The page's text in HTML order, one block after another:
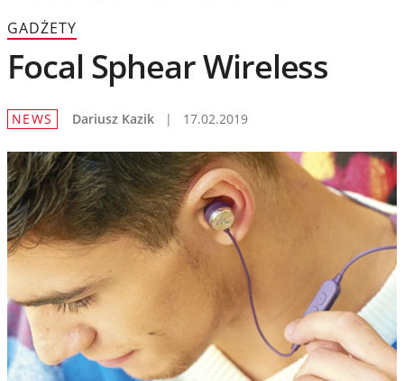
GADŻETY
Focal Sphear Wireless
NEWS Dariusz Kazik | 17.02.2019